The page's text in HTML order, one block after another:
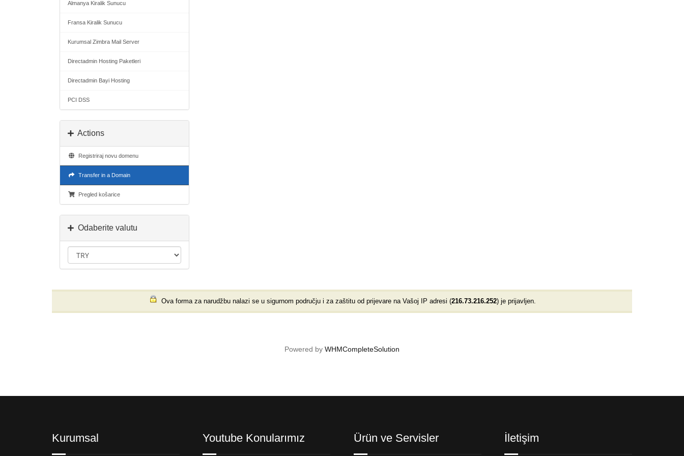
Almanya Kiralik Sunucu
Fransa Kiralik Sunucu
Kurumsal Zimbra Mail Server
Directadmin Hosting Paketleri
Directadmin Bayi Hosting
PCI DSS
Actions
Registriraj novu domenu
Transfer in a Domain
Pregled košarice
Odaberite valutu
Ova forma za narudžbu nalazi se u sigurnom području i za zaštitu od prijevare na Vašoj IP adresi (216.73.216.252) je prijavljen.
Powered by WHMCompleteSolution
Kurumsal Youtube Konularımız Ürün ve Servisler İletişim